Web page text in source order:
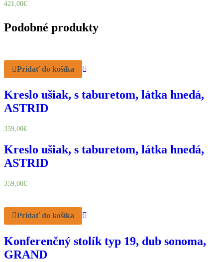
421,00€
Podobné produkty
Pridať do košíka
Kreslo ušiak, s taburetom, látka hnedá,
ASTRID
359,00€
Kreslo ušiak, s taburetom, látka hnedá,
ASTRID
359,00€
Pridať do košíka
Konferenčný stolík typ 19, dub sonoma,
GRAND